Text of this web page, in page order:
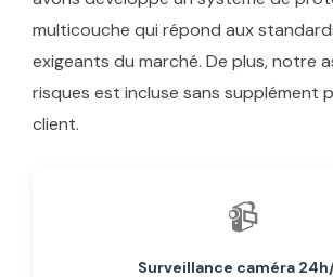
multicouche qui répond aux
exigeants du marché. De plus, notre
risques est incluse sans supplément
client.
📹
Surveillance caméra